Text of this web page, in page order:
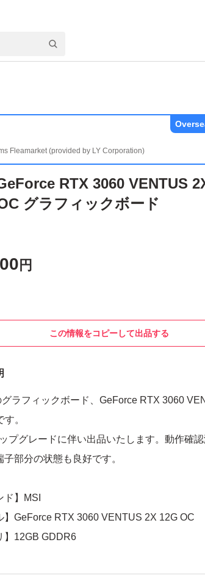
Fleamarket (provided by LY Corporation)
RTX 3060 VENTUS
グラフィックボード
円
この情報をコピーして出品する
グラフィックボード、GeForce RTX 3060
。
プグレードに伴い出品いたします。動作確
子部分の状態も良好です。
ド】MSI
】GeForce RTX 3060 VENTUS 2X 12G OC
】12GB GDDR6
目立った傷や汚れなし
】ブラック系